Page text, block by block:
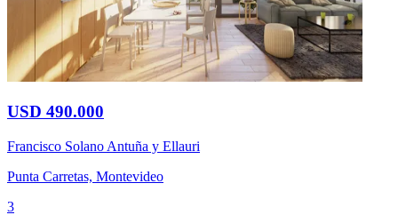
USD 490.000
Francisco Solano Antuña y Ellauri
Punta Carretas, Montevideo
3